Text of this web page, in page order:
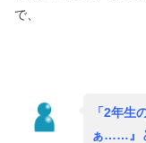
で、
「2年生
ぁ…… 』